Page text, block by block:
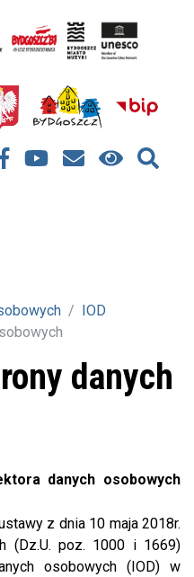
IOD
danych
danych osobowych
z dnia 10 maja 2018r.
(Dz.U. poz. 1000 i 1669)
osobowych (IOD) w